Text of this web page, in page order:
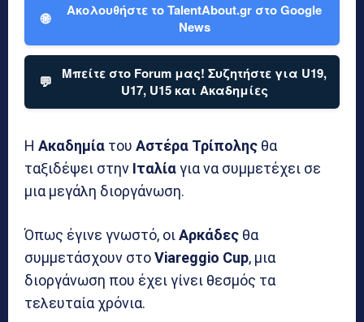
🌐
Ακολουθήστε το TalentAbout.gr στο Google
News
💬
Μπείτε στο Forum μας! Συζητήστε για U19,
U17, U15 και Ακαδημίες
Η Ακαδημία του Αστέρα Τρίπολης θα
ταξιδέψει στην Ιταλίαγια να συμμετέχει σε
μια μεγάλη διοργάνωση.
Όπως έγινε γνωστό, οιΑρκάδες θα
συμμετάσχουν στοViareggio Cup, μια
διοργάνωση που έχει γίνει θεσμός τα
τελευταία χρόνια.